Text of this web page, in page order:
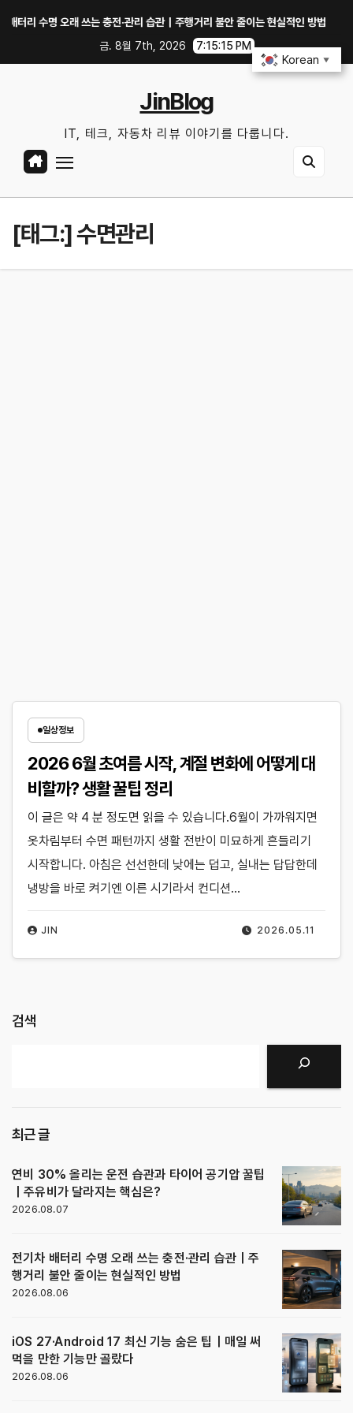
수명 오래 쓰는 충전·관리 습관｜주행거리 불안 줄이는 현실적인 방법
금. 8월 7th, 2026
7:15:16 PM
JinBlog
IT, 테크, 자동차 리뷰 이야기를 다룹니다.
[태그:]수면관리
일상정보
2026 6월 초여름 시작, 계절 변화에 어떻게 대
비할까? 생활 꿀팁 정리
2026.05.11
JIN
이 글은 약 4 분 정도면 읽을 수 있습니다.6월이 가까워지면
옷차림부터 수면 패턴까지 생활 전반이 미묘하게 흔들리기
시작합니다. 아침은 선선한데 낮에는 덥고, 실내는 답답한데
냉방을 바로 켜기엔 이른 시기라서 컨디션…
검색
최근 글
연비 30% 올리는 운전 습관과 타이어 공기압 꿀팁
｜주유비가 달라지는 핵심은?
2026.08.07
전기차 배터리 수명 오래 쓰는 충전·관리 습관｜주
행거리 불안 줄이는 현실적인 방법
2026.08.06
iOS 27·Android 17 최신 기능 숨은 팁｜매일 써
먹을 만한 기능만 골랐다
2026.08.06
Korean ▼